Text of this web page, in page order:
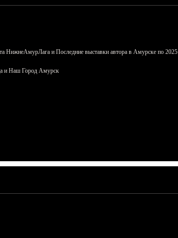
НижнеАмурЛага и Последние выставки автора в Амурске по 2025
и Наш Город Амурск